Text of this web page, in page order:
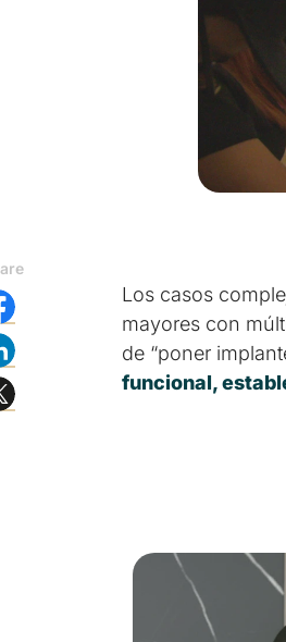
Los casos
mayores con
de “poner
funcional,